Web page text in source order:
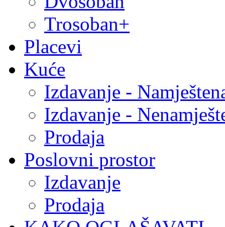
Trosoban+
Placevi
Kuće
Izdavanje -
Izdavanje -
Prodaja
Poslovni prostor
Izdavanje
Prodaja